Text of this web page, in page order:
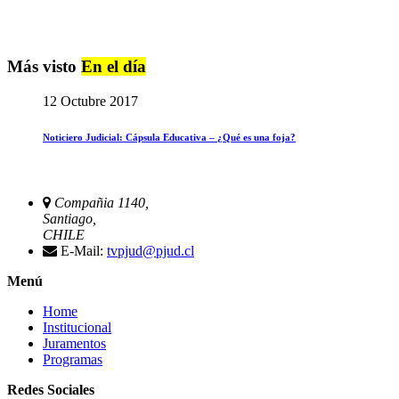
Más visto En el día
12 Octubre 2017
Noticiero Judicial: Cápsula Educativa – ¿Qué es una foja?
Compañia 1140,
Santiago,
CHILE
E-Mail: tvpjud@pjud.cl
Menú
Home
Institucional
Juramentos
Programas
Redes Sociales